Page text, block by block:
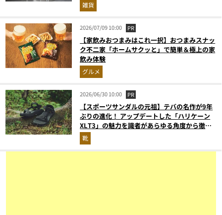
雑貨
2026/07/09 10:00 PR
【家飲みおつまみはこれ一択】おつまみスナッ
ク不二家「ホームサクッと」で簡単＆極上の家
飲み体験
グルメ
2026/06/30 10:00 PR
【スポーツサンダルの元祖】テバの名作が9年
ぶりの進化！ アップデートした「ハリケーン
XLT3」の魅力を識者があらゆる角度から徹底
解説！
靴